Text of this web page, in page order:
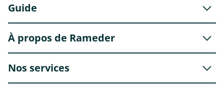
Guide
À propos de Rameder
Nos services